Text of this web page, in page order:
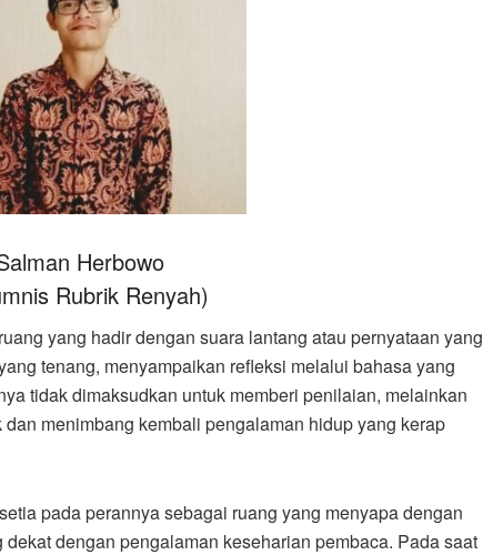
Herbowo
Rubrik Renyah)
yang hadir dengan suara lantang atau pernyataan yang
tenang, menyampaikan refleksi melalui bahasa yang
tidak dimaksudkan untuk memberi penilaian, melainkan
menimbang kembali pengalaman hidup yang kerap
pada perannya sebagai ruang yang menyapa dengan
dengan pengalaman keseharian pembaca. Pada saat